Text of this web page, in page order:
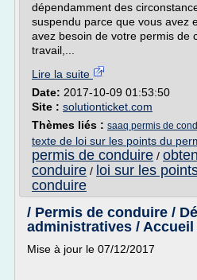
dépendamment des
suspendu parce que vous avez
avez besoin de votre permis de
travail,...
Lire la suite
Date: 2017-10-09 01:53:50
Site : solutionticket.com
Thèmes liés : saaq permis de
texte de loi sur les points du
permis de conduire /
conduire / loi sur les
conduire
/ Permis de conduire /
administratives / Accueil
Mise à jour le 07/12/2017